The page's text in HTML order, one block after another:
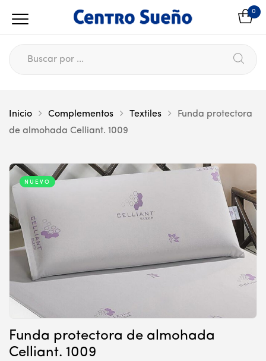
0
Inicio Complementos Textiles
Funda protectora
de almohada Celliant. 1009
NUEVO
Funda protectora de almohada
Celliant. 1009